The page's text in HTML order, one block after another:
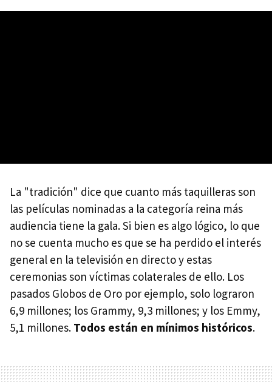
La "tradición" dice que cuanto más taquilleras son
las películas nominadas a la categoría reina más
audiencia tiene la gala. Si bien es algo lógico, lo que
no se cuenta mucho es que se ha perdido el interés
general en la televisión en directo y estas
ceremonias son víctimas colaterales de ello. Los
pasados Globos de Oro por ejemplo, solo lograron
6,9 millones; los Grammy, 9,3 millones; y los Emmy,
5,1 millones. Todos están en mínimos históricos.